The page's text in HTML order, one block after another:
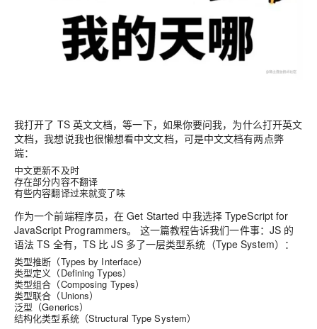
我打开了 TS 英文文档，等一下，如果你要问我，为什么打开英文
文档，我想说我也很懒想看中文文档，可是中文文档有两点弊
端：
中文更新不及时
存在部分内容不翻译
有些内容翻译过来就变了味
作为一个前端程序员，在 Get Started 中我选择TypeScript for
JavaScript Programmers。
这一篇教程告诉我们一件事：JS 的
语法 TS 全有，TS 比 JS 多了一层类型系统（Type System）：
类型推断（Types by Interface）
类型定义（Defining Types）
类型组合（Composing Types）
类型联合（Unions）
泛型（Generics）
结构化类型系统（Structural Type System）